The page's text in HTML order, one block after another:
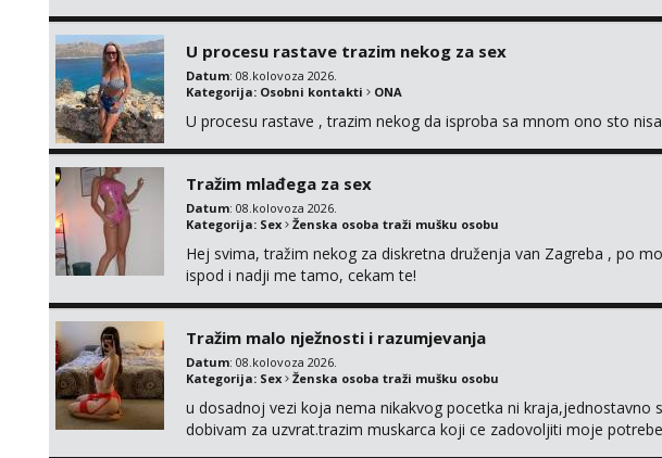
U procesu rastave trazim nekog za sex
Datum: 08.kolovoza 2026.
Kategorija: Osobni kontakti ONA
U procesu rastave , trazim nekog da isproba sa mnom ono sto
Tražim mlađega za sex
Datum: 08.kolovoza 2026.
Kategorija: Sex Ženska osoba traži mušku osobu
Hej svima, tražim nekog za diskretna druženja van Zagreba , po
ispod i nadji me tamo, cekam te!
Tražim malo nježnosti i razumjevanja
Datum: 08.kolovoza 2026.
Kategorija: Sex Ženska osoba traži mušku osobu
u dosadnoj vezi koja nema nikakvog pocetka ni kraja,jednostavno
dobivam za uzvrat.trazim muskarca koji ce zadovoljiti moje